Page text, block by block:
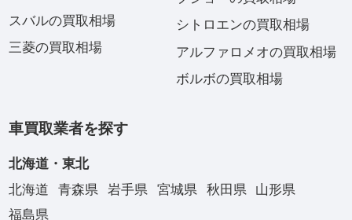
スバルの買取相場
三菱の買取相場
シトロエンの買取相場
アルファロメオの買取相場
ボルボの買取相場
車買取業者を探す
北海道・東北
北海道
青森県 岩手県 宮城県 秋田県
山形県
福島県